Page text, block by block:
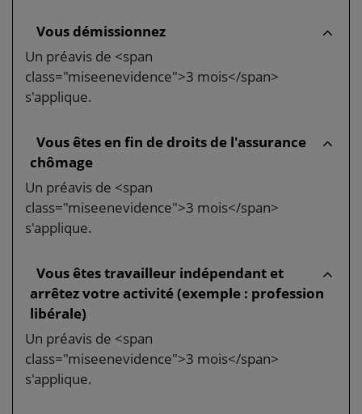
Vous démissionnez
Un préavis de <span
class="miseenevidence">3 mois</span>
s'applique.
Vous êtes en fin de droits de l'assurance
chômage
Un préavis de <span
class="miseenevidence">3 mois</span>
s'applique.
Vous êtes travailleur indépendant et
arrêtez votre activité (exemple : profession
libérale)
Un préavis de <span
class="miseenevidence">3 mois</span>
s'applique.